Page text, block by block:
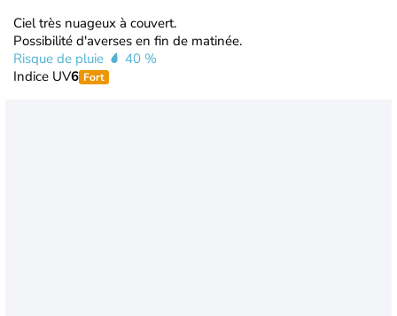
Ciel très nuageux à couvert.
Possibilité d'averses en fin de matinée.
Risque de pluie
40 %
Indice UV6 Fort